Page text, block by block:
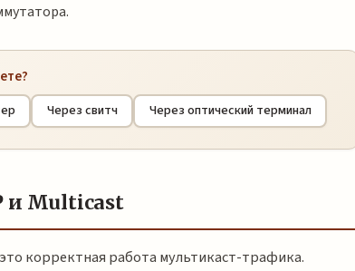
Через свитч Через оптический терминал
и Multicast
корректная работа мультикаст-трафика.